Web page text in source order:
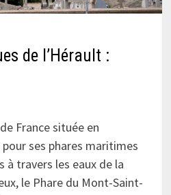
de l’Hérault :
France située en
ses phares maritimes
à travers les eaux de la
le Phare du Mont-Saint-